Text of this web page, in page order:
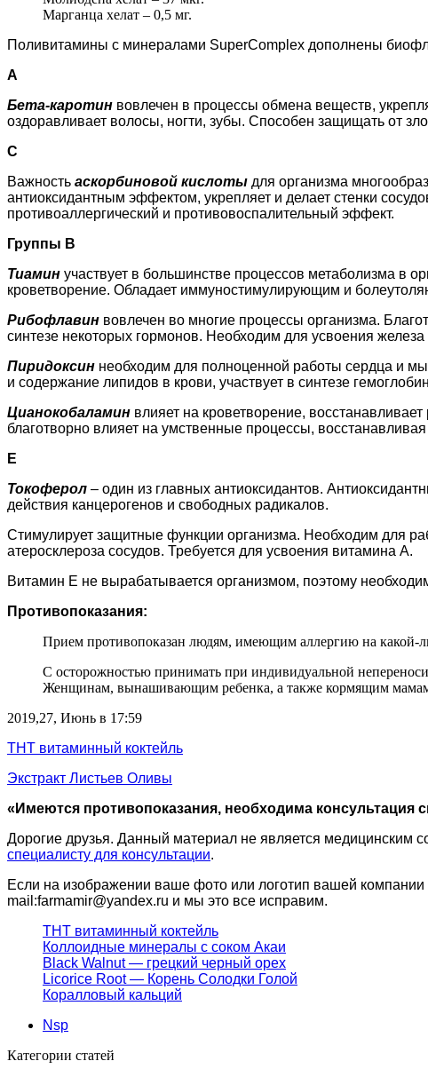
Марганца хелат – 0,5 мг.
Поливитамины с минералами SuperComplex дополнены
А
Бета-каротин вовлечен в процессы обмена веществ,
оздоравливает волосы, ногти, зубы. Способен защищать от
С
Важность аскорбиновой кислоты для организма
антиоксидантным эффектом, укрепляет и делает стенки
противоаллергический и противовоспалительный эффект.
Группы В
Тиамин участвует в большинстве процессов метаболизма в
кроветворение. Обладает иммуностимулирующим и
Рибофлавин вовлечен во многие процессы организма.
синтезе некоторых гормонов. Необходим для усвоения железа
Пиридоксин необходим для полноценной работы сердца и
и содержание липидов в крови, участвует в синтезе
Цианокобаламин влияет на кроветворение,
благотворно влияет на умственные процессы,
Е
Токоферол – один из главных антиоксидантов.
действия канцерогенов и свободных радикалов.
Стимулирует защитные функции организма. Необходим для
атеросклероза сосудов. Требуется для усвоения витамина А.
Витамин Е не вырабатывается организмом, поэтому
Противопоказания:
Прием противопоказан людям, имеющим аллергию на какой-
С осторожностью принимать при индивидуальной
Женщинам, вынашивающим ребенка, а также кормящим мамам
2019,27, Июнь в 17:59
ТНТ витаминный коктейль
Экстракт Листьев Оливы
«Имеются противопоказания, необходима консультация
Дорогие друзья. Данный материал не является медицинским
специалисту для консультации.
Если на изображении ваше фото или логотип вашей
mail:farmamir@yandex.ru и мы это все исправим.
ТНТ витаминный коктейль
Коллоидные минералы с соком Акаи
Black Walnut — грецкий черный орех
Licorice Root — Корень Солодки Голой
Коралловый кальций
Nsp
Категории статей